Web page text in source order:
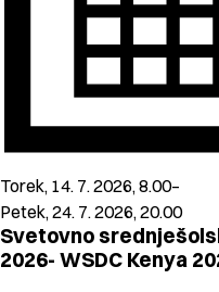
Torek, 14. 7. 2026, 8.00–
Petek, 24. 7. 2026, 20.00
Svetovno
2026- WSDC Kenya